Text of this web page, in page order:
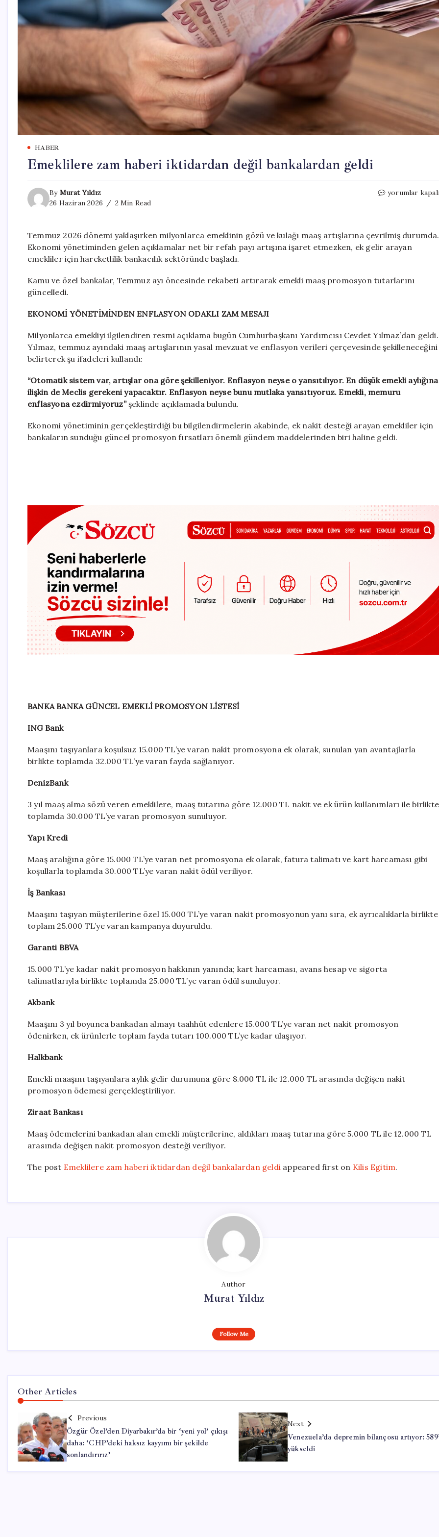
HABER
Emeklilere zam haberi iktidardan değil bankalardan geldi
By Murat Yıldız
26 Haziran 2026
2 Min Read
Emeklilere
değil
geldi
yorumlar
Temmuz 2026 dönemi yaklaşırken milyonlarca emeklinin gözü ve kulağı maaş artışlarına çevrilmiş durumda.
Ekonomi yönetiminden gelen açıklamalar net bir refah payı artışına işaret etmezken, ek gelir arayan
emekliler için hareketlilik bankacılık sektöründe başladı.
Kamu ve özel bankalar, Temmuz ayı öncesinde rekabeti artırarak emekli maaş promosyon tutarlarını
güncelledi.
EKONOMİ YÖNETİMİNDEN ENFLASYON ODAKLI ZAM MESAJI
Milyonlarca emekliyi ilgilendiren resmi açıklama bugün Cumhurbaşkanı Yardımcısı Cevdet Yılmaz’dan geldi.
Yılmaz, temmuz ayındaki maaş artışlarının yasal mevzuat ve enflasyon verileri çerçevesinde şekilleneceğini
belirterek şu ifadeleri kullandı:
“Otomatik sistem var, artışlar ona göre şekilleniyor. Enflasyon neyse o yansıtılıyor. En düşük emekli aylığına
ilişkin de Meclis gerekeni yapacaktır. Enflasyon neyse bunu mutlaka yansıtıyoruz. Emekli, memuru
enflasyona ezdirmiyoruz”şeklinde açıklamada bulundu.
Ekonomi yönetiminin gerçekleştirdiği bu bilgilendirmelerin akabinde, ek nakit desteği arayan emekliler için
bankaların sunduğu güncel promosyon fırsatları önemli gündem maddelerinden biri haline geldi.
BANKA BANKA GÜNCEL EMEKLİ PROMOSYON LİSTESİ
ING Bank
Maaşını taşıyanlara koşulsuz 15.000 TL’ye varan nakit promosyona ek olarak, sunulan yan avantajlarla
birlikte toplamda 32.000 TL’ye varan fayda sağlanıyor.
DenizBank
3 yıl maaş alma sözü veren emeklilere, maaş tutarına göre 12.000 TL nakit ve ek ürün kullanımları ile birlikte
toplamda 30.000 TL’ye varan promosyon sunuluyor.
Yapı Kredi
Maaş aralığına göre 15.000 TL’ye varan net promosyona ek olarak, fatura talimatı ve kart harcaması gibi
koşullarla toplamda 30.000 TL’ye varan nakit ödül veriliyor.
İş Bankası
Maaşını taşıyan müşterilerine özel 15.000 TL’ye varan nakit promosyonun yanı sıra, ek ayrıcalıklarla birlikte
toplam 25.000 TL’ye varan kampanya duyuruldu.
Garanti BBVA
15.000 TL’ye kadar nakit promosyon hakkının yanında; kart harcaması, avans hesap ve sigorta
talimatlarıyla birlikte toplamda 25.000 TL’ye varan ödül sunuluyor.
Akbank
Maaşını 3 yıl boyunca bankadan almayı taahhüt edenlere 15.000 TL’ye varan net nakit promosyon
ödenirken, ek ürünlerle toplam fayda tutarı 100.000 TL’ye kadar ulaşıyor.
Halkbank
Emekli maaşını taşıyanlara aylık gelir durumuna göre 8.000 TL ile 12.000 TL arasında değişen nakit
promosyon ödemesi gerçekleştiriliyor.
Ziraat Bankası
Maaş ödemelerini bankadan alan emekli müşterilerine, aldıkları maaş tutarına göre 5.000 TL ile 12.000 TL
arasında değişen nakit promosyon desteği veriliyor.
The post Emeklilere zam haberi iktidardan değil bankalardan geldi appeared first on Kilis Egitim.
Author
Murat Yıldız
Follow Me
Other Articles
Previous
Özgür Özel’den Diyarbakır’da bir ‘yeni yol’ çıkışı
daha: ‘CHP’deki haksız kayyımı bir şekilde
sonlandırırız’
Next
Venezuela’da depremin bilançosu artıyor:
yükseldi